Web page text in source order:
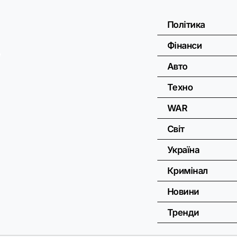
Політика
Фінанси
Авто
Техно
WAR
Світ
Україна
Кримінал
Новини
Тренди